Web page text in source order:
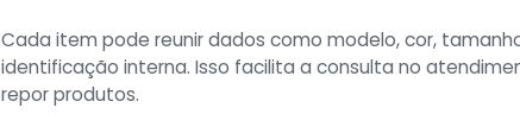
Cada item pode reunir dados como modelo, cor,
identificação interna. Isso facilita a consulta no
repor produtos.